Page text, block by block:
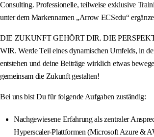
Consulting. Professionelle, teilweise exklusive
unter dem Markennamen „Arrow ECSedu“
DIE ZUKUNFT GEHÖRT DIR. DIE
WIR. Werde Teil eines dynamischen Umfelds, in
entstehen und deine Beiträge wirklich etwas
gemeinsam die Zukunft gestalten!
Bei uns bist Du für folgende Aufgaben zuständig:
Nachgewiesene Erfahrung als zentraler
Hyperscaler-Plattformen (Microsoft Azure &